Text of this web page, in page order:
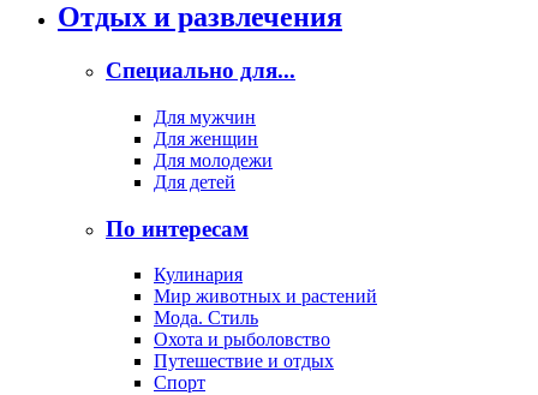
Отдых и развлечения
Специально для...
Для мужчин
Для женщин
Для молодежи
Для детей
По интересам
Кулинария
Мир животных и растений
Мода. Стиль
Охота и рыболовство
Путешествие и отдых
Спорт